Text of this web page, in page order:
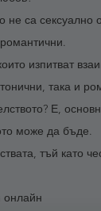
са сексуално
изпитват
така и
Е,
може да бъде.
тъй като
онлайн